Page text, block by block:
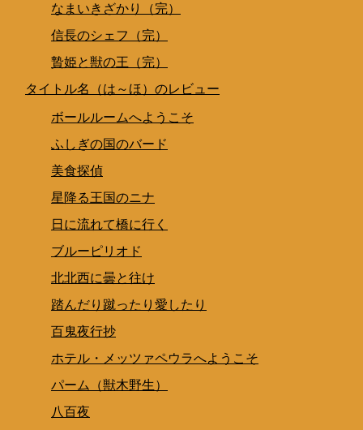
なまいきざかり（完）
信長のシェフ（完）
贄姫と獣の王（完）
タイトル名（は～ほ）のレビュー
ボールルームへようこそ
ふしぎの国のバード
美食探偵
星降る王国のニナ
日に流れて橋に行く
ブルーピリオド
北北西に曇と往け
踏んだり蹴ったり愛したり
百鬼夜行抄
ホテル・メッツァペウラへようこそ
パーム（獣木野生）
八百夜